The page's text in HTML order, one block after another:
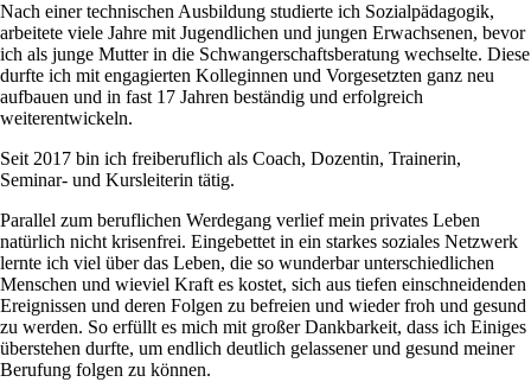
Nach einer technischen Ausbildung studierte ich Sozialpädagogik,
arbeitete viele Jahre mit Jugendlichen und jungen Erwachsenen, bevor
ich als junge Mutter in die Schwangerschaftsberatung wechselte. Diese
durfte ich mit engagierten Kolleginnen und Vorgesetzten ganz neu
aufbauen und in fast 17 Jahren beständig und erfolgreich
weiterentwickeln.
Seit 2017 bin ich freiberuflich als Coach, Dozentin, Trainerin,
Seminar- und Kursleiterin tätig.
Parallel zum beruflichen Werdegang verlief mein privates Leben
natürlich nicht krisenfrei. Eingebettet in ein starkes soziales Netzwerk
lernte ich viel über das Leben, die so wunderbar unterschiedlichen
Menschen und wieviel Kraft es kostet, sich aus tiefen einschneidenden
Ereignissen und deren Folgen zu befreien und wieder froh und gesund
zu werden. So erfüllt es mich mit großer Dankbarkeit, dass ich Einiges
überstehen durfte, um endlich deutlich gelassener und gesund meiner
Berufung folgen zu können.